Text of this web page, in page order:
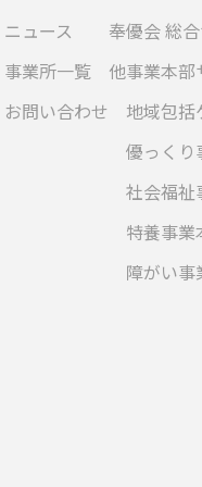
ニュース
事業所一覧
お問い合わせ
奉優会 総
他事業本部
地域包括
優っくり
社会福祉
特養事業
障がい事